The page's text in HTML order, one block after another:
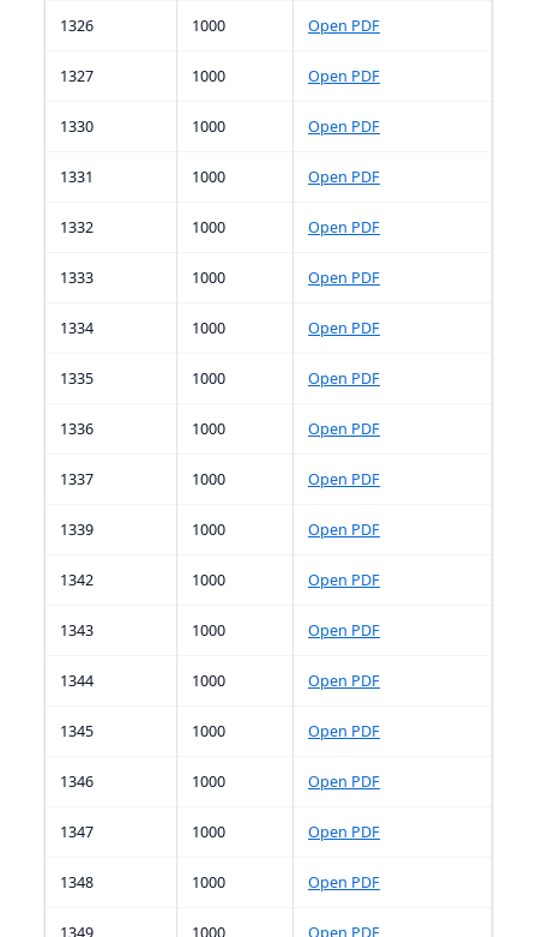
1326 1000 Open PDF
1327 1000 Open PDF
1330 1000 Open PDF
1331 1000 Open PDF
1332 1000 Open PDF
1333 1000 Open PDF
1334 1000 Open PDF
1335 1000 Open PDF
1336 1000 Open PDF
1337 1000 Open PDF
1339 1000 Open PDF
1342 1000 Open PDF
1343 1000 Open PDF
1344 1000 Open PDF
1345 1000 Open PDF
1346 1000 Open PDF
1347 1000 Open PDF
1348 1000 Open PDF